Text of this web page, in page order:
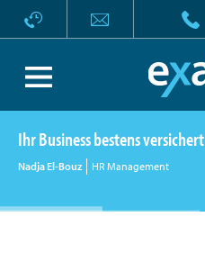
Ihr Business bestens versichert
Nadja El-Bouz HR Management